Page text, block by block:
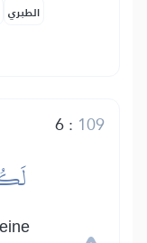
الطبري
6: 109